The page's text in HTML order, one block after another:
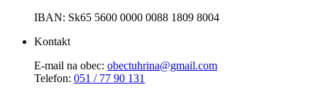
IBAN: Sk65 5600 0000 0088 1809 8004
Kontakt
E-mail na obec: obectuhrina@gmail.com
Telefon: 051 / 77 90 131